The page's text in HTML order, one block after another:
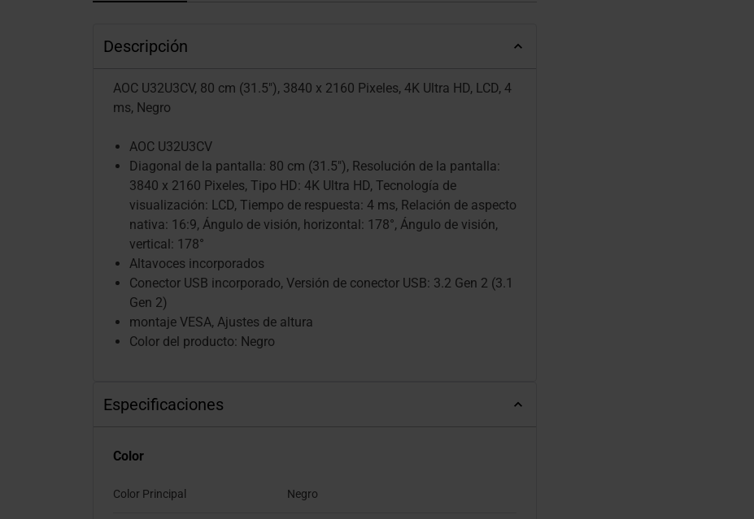
Descripción
AOC U32U3CV, 80 cm (31.5"), 3840 x 2160 Pixeles, 4K Ultra HD, LCD, 4
ms, Negro
AOC U32U3CV
Diagonal de la pantalla: 80 cm (31.5"), Resolución de la pantalla:
3840 x 2160 Pixeles, Tipo HD: 4K Ultra HD, Tecnología de
visualización: LCD, Tiempo de respuesta: 4 ms, Relación de aspecto
nativa: 16:9, Ángulo de visión, horizontal: 178°, Ángulo de visión,
vertical: 178°
Altavoces incorporados
Conector USB incorporado, Versión de conector USB: 3.2 Gen 2 (3.1
Gen 2)
montaje VESA, Ajustes de altura
Color del producto: Negro
Especificaciones
Color
Color Principal Negro